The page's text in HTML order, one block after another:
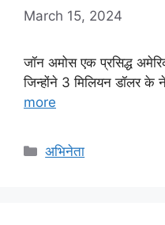
March 15, 2024
जॉन अमोस एक प्रसिद्ध
जिन्होंने 3 मिलियन डॉलर
more
Categories
अभिनेता